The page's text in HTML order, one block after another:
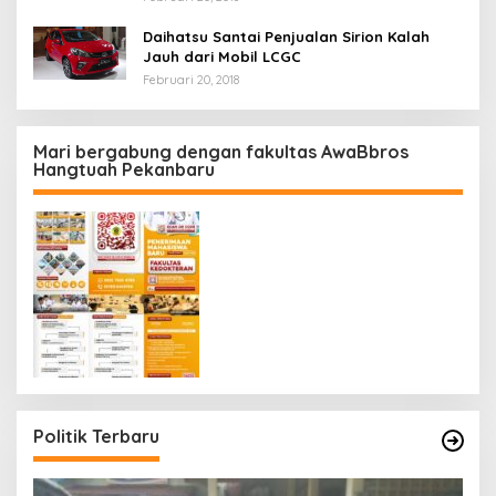
Daihatsu Santai Penjualan Sirion Kalah
Jauh dari Mobil LCGC
Februari 20, 2018
Mari bergabung dengan fakultas AwaBbros
Hangtuah Pekanbaru
Politik Terbaru